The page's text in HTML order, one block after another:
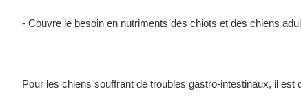
- Couvre le besoin en nutriments des chiots et des chiens
Pour les chiens souffrant de troubles gastro-intestinaux, il